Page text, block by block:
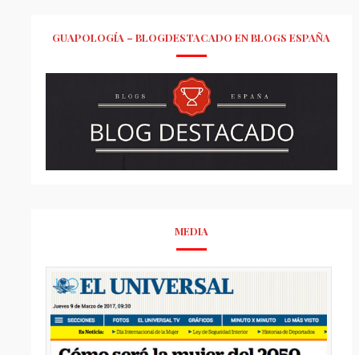
GUAPOLOGÍA – BLOGDESTACADO EN BLOGS ESPAÑA
MEDIA